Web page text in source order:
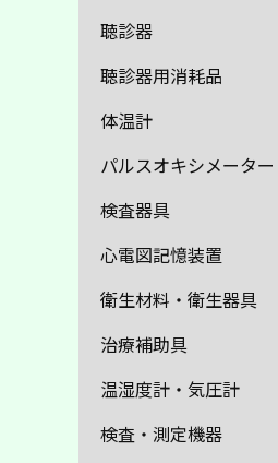
聴診器
聴診器用消耗品
体温計
パルスオキシメーター
検査器具
心電図記憶装置
衛生材料・衛生器具
治療補助具
温湿度計・気圧計
検査・測定機器